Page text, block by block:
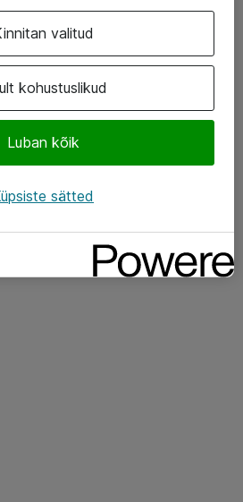
kohustuslikud
Luban kõik
valitud
sätted